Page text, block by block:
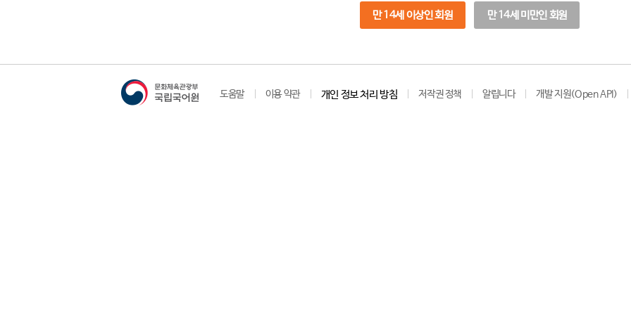
만 14세 이상인 회원 만 14세 미만인 회원
도움말 이용 약관 개인 정보 처리 방침 저작권 정책 알립니다 개발 지원(Open API)